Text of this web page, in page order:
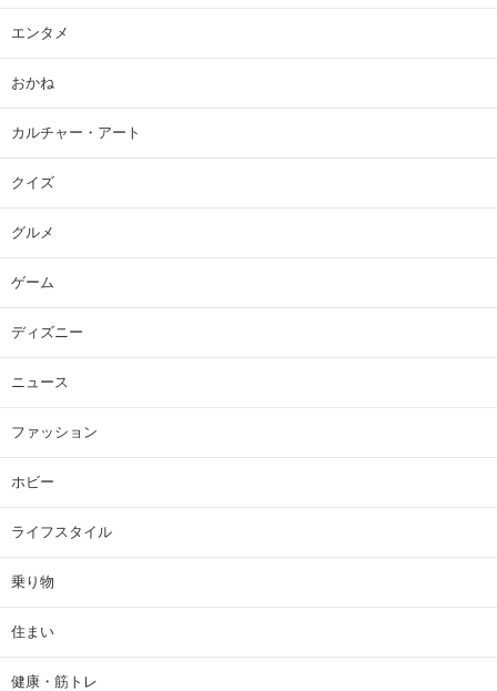
エンタメ
おかね
カルチャー・アート
クイズ
グルメ
ゲーム
ディズニー
ニュース
ファッション
ホビー
ライフスタイル
乗り物
住まい
健康・筋トレ